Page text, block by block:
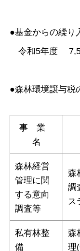
●基金からの繰り
令和5年度
●森林環境譲与税
事 業
名
森林経営
管理に関
する意向
調査等
森
調
ス
私有林整
備
森
理